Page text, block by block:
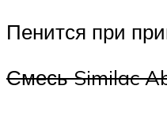
Пенится при
Смесь Similac